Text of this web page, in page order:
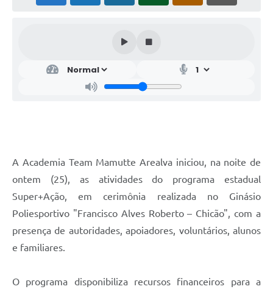
A Academia Team Mamutte Arealva iniciou, na noite de
ontem (25), as atividades do programa estadual
Super+Ação, em cerimônia realizada no Ginásio
Poliesportivo "Francisco Alves Roberto – Chicão", com a
presença de autoridades, apoiadores, voluntários, alunos
e familiares.
O programa disponibiliza recursos financeiros para a